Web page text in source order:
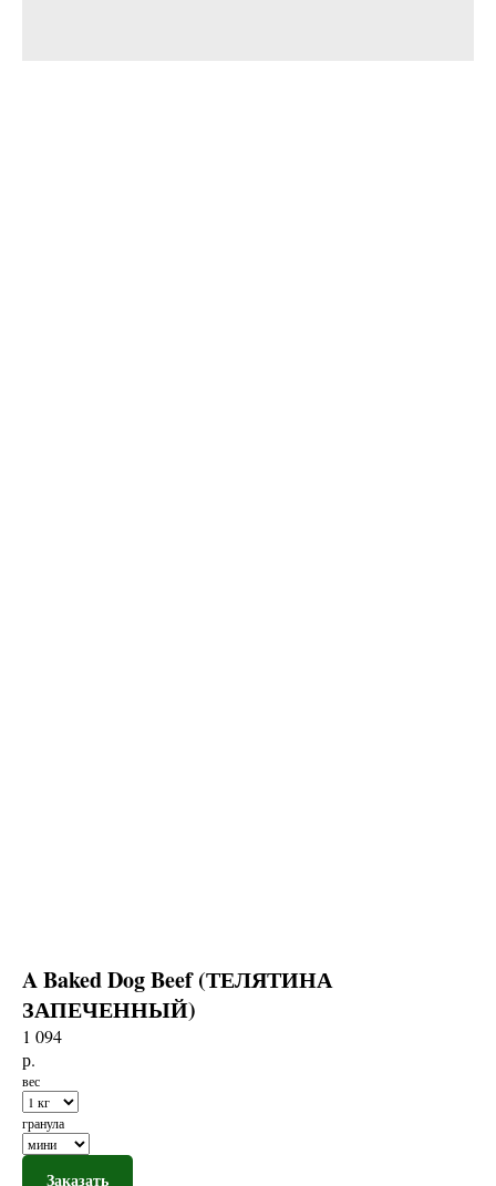
A Baked Dog Beef (ТЕЛЯТИНА
ЗАПЕЧЕННЫЙ)
1 094
р.
вес
гранула
Заказать